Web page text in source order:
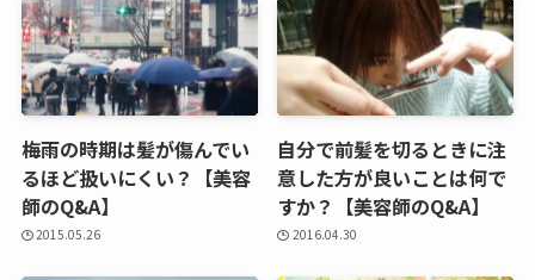
梅雨の時期は髪が傷んでい
るほど扱いにくい？【美容
師のQ&A】
2015.05.26
自分で前髪を切るときに注
意した方が良いことは何で
すか？【美容師のQ&A】
2016.04.30